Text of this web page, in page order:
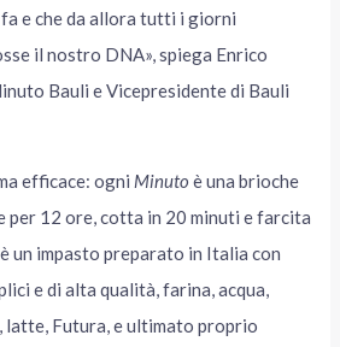
e che da allora tutti i giorni
il nostro DNA», spiega Enrico
Bauli e Vicepresidente di Bauli
efficace: ogni Minuto è una brioche
per 12 ore, cotta in 20 minuti e farcita
un impasto preparato in Italia con
e di alta qualità, farina, acqua,
latte, Futura, e ultimato proprio